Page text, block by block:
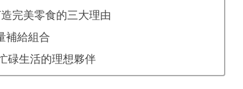
完美零食的三大理由
補給組合
碌生活的理想夥伴